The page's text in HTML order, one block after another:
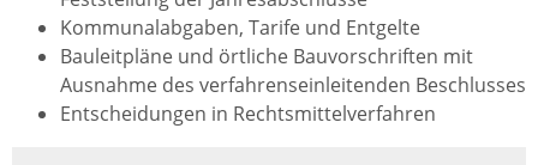
Kommunalabgaben, Tarife und Entgelte
Bauleitpläne und örtliche Bauvorschriften mit
Ausnahme des verfahrenseinleitenden Beschlusses
Entscheidungen in Rechtsmittelverfahren